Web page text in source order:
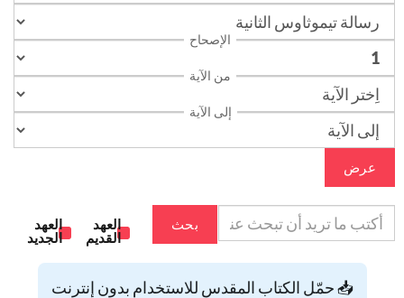
الإصحاح
من الآية
إلى الآية
عرض
بحث
العهد
القديم
العهد
الجديد
📥 حمّل الكتاب المقدس للاستخدام بدون إنترنت